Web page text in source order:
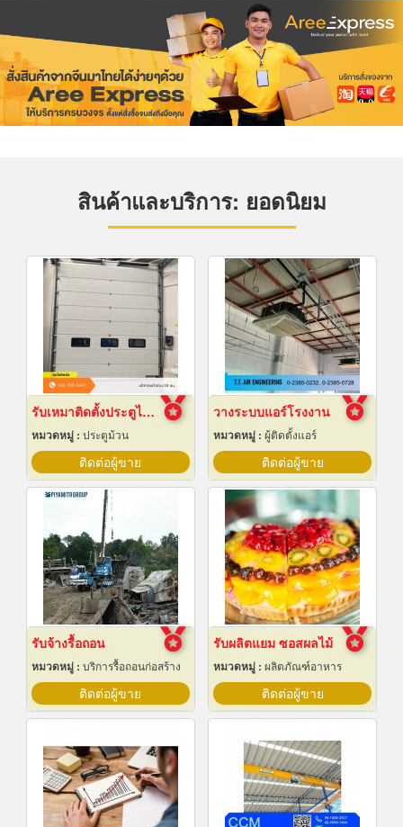
สินค้าและบริการ: ยอดนิยม
รับเหมาติดตั้งประตูไฮสปีดดอร์
หมวดหมู่ : ประตูม้วน
ติดต่อผู้ขาย
วางระบบแอร์โรงงาน
หมวดหมู่ : ผู้ติดตั้งแอร์
ติดต่อผู้ขาย
รับจ้างรื้อถอน
หมวดหมู่ : บริการรื้อถอนก่อสร้าง
ติดต่อผู้ขาย
รับผลิตแยม ซอสผลไม้
หมวดหมู่ : ผลิตภัณฑ์อาหาร
ติดต่อผู้ขาย